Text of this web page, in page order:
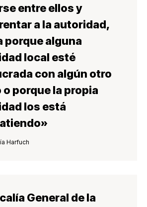
entre ellos y
a la autoridad,
porque alguna
local esté
con algún otro
o porque la propia
los está
Harfuch
General de la